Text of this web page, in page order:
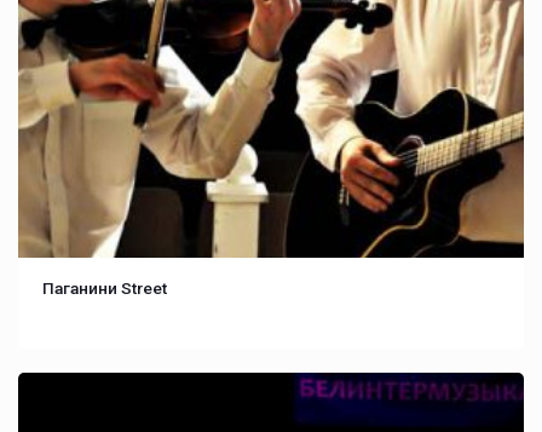
Паганини Street